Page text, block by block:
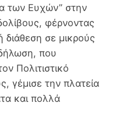
των Ευχών” στην
φέρνοντας
διάθεση σε μικρούς
που
Πολιτιστικό
γέμισε την πλατεία
και πολλά